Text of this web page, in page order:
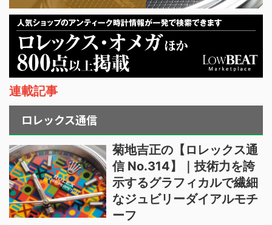
連載記事
ロレックス通信
菊地吉正の【ロレックス通
信 No.314】｜技術力を誇
示するグラフィカルで繊細
なジュビリーダイアルモチ
ーフ